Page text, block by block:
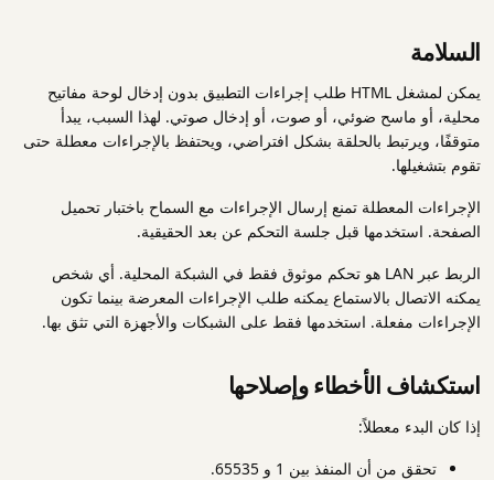
السلامة
يمكن لمشغل HTML طلب إجراءات التطبيق بدون إدخال لوحة مفاتيح
محلية، أو ماسح ضوئي، أو صوت، أو إدخال صوتي. لهذا السبب، يبدأ
متوقفًا، ويرتبط بالحلقة بشكل افتراضي، ويحتفظ بالإجراءات معطلة حتى
تقوم بتشغيلها.
الإجراءات المعطلة تمنع إرسال الإجراءات مع السماح باختبار تحميل
الصفحة. استخدمها قبل جلسة التحكم عن بعد الحقيقية.
الربط عبر LAN هو تحكم موثوق فقط في الشبكة المحلية. أي شخص
يمكنه الاتصال بالاستماع يمكنه طلب الإجراءات المعرضة بينما تكون
الإجراءات مفعلة. استخدمها فقط على الشبكات والأجهزة التي تثق بها.
استكشاف الأخطاء وإصلاحها
إذا كان البدء معطلاً:
تحقق من أن المنفذ بين 1 و 65535.